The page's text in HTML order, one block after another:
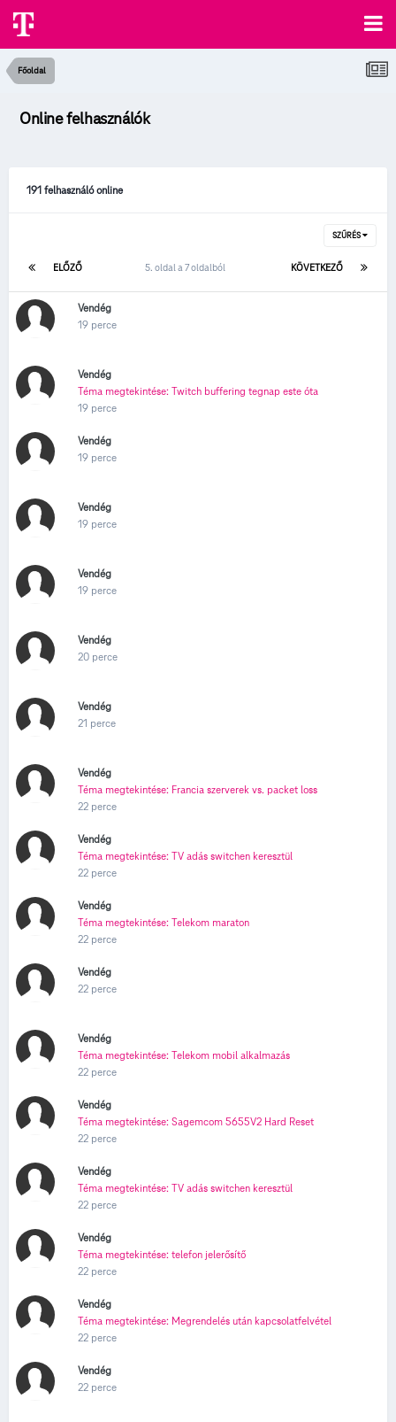
Főoldal
Online felhasználók
191 felhasználó online
SZŰRÉS
ELŐZŐ KÖVETKEZŐ
5. oldal a 7 oldalból
Vendég
19 perce
Vendég
Téma megtekintése: Twitch buffering tegnap este óta
19 perce
Vendég
19 perce
Vendég
19 perce
Vendég
19 perce
Vendég
20 perce
Vendég
21 perce
Vendég
Téma megtekintése: Francia szerverek vs. packet loss
22 perce
Vendég
Téma megtekintése: TV adás switchen keresztül
22 perce
Vendég
Téma megtekintése: Telekom maraton
22 perce
Vendég
22 perce
Vendég
Téma megtekintése: Telekom mobil alkalmazás
22 perce
Vendég
Téma megtekintése: Sagemcom 5655V2 Hard Reset
22 perce
Vendég
Téma megtekintése: TV adás switchen keresztül
22 perce
Vendég
Téma megtekintése: telefon jelerősítő
22 perce
Vendég
Téma megtekintése: Megrendelés után kapcsolatfelvétel
22 perce
Vendég
22 perce